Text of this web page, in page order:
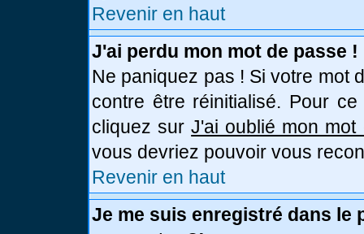
Revenir en haut
J'ai perdu mon mot de passe !
Ne paniquez pas ! Si votre mot
contre être réinitialisé. Pour
cliquez surJ'ai oublié mon mot
vous devriez pouvoir vous
Revenir en haut
Je me suis enregistré dans le